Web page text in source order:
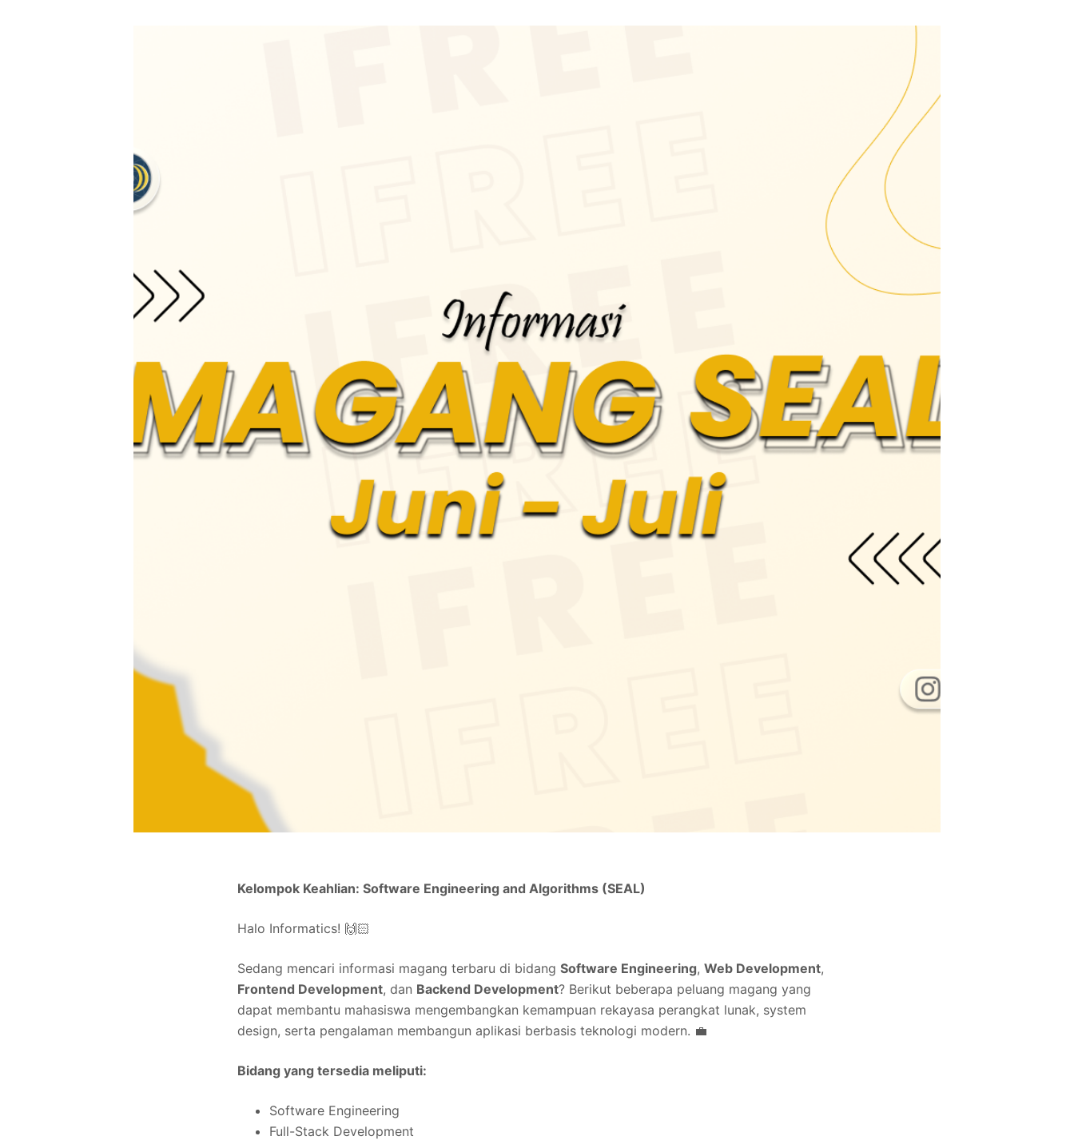
Kelompok Keahlian: Software Engineering and Algorithms (SEAL)
Halo Informatics! 🙌🏻
Sedang mencari informasi magang terbaru di bidang Software Engineering, Web Development,
Frontend Development, dan Backend Development? Berikut beberapa peluang magang yang
dapat membantu mahasiswa mengembangkan kemampuan rekayasa perangkat lunak, system
design, serta pengalaman membangun aplikasi berbasis teknologi modern. 💼
Bidang yang tersedia meliputi:
Software Engineering
Full-Stack Development